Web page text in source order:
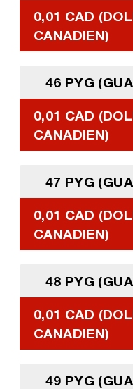
0,01 CAD
CANADIEN)
46 PYG
0,01 CAD
CANADIEN)
47 PYG
0,01 CAD
CANADIEN)
48 PYG
0,01 CAD
CANADIEN)
49 PYG